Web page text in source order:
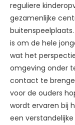
reguliere
gezamenlijke
is om de hele
wat het
omgeving onder
contact te
voor de ouders
wordt ervaren bij
een